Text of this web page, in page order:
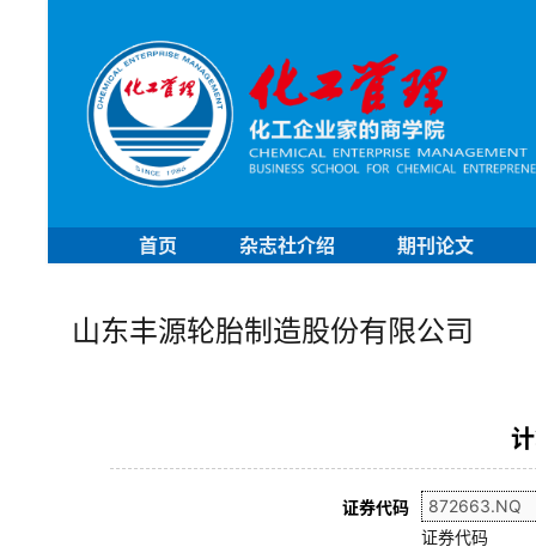
首页 杂志社介绍 期刊论文
山东丰源轮胎制造股份有限公司
证券代码
证券代码